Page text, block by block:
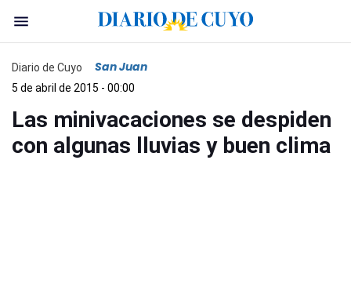
Diario de Cuyo San Juan
5 de abril de 2015 - 00:00
Las minivacaciones se despiden
con algunas lluvias y buen clima